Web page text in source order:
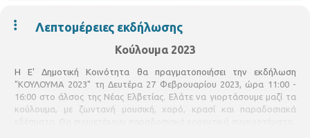
Λεπτομέρειες εκδήλωσης
Κούλουμα 2023
Η Ε' Δημοτική Κοινότητα θα πραγματοποιήσει την εκδήλωση
"ΚΟΥΛΟΥΜΑ 2023" τη Δευτέρα 27 Φεβρουαρίου 2023, ώρα 11:00 -
16:00 στο άλσος της Νέας Ελβετίας. Ελάτε να γιορτάσουμε μαζί τα
κούλουμα, με ζωντανή μουσική, χορό, κρασί και παραδοσιακά